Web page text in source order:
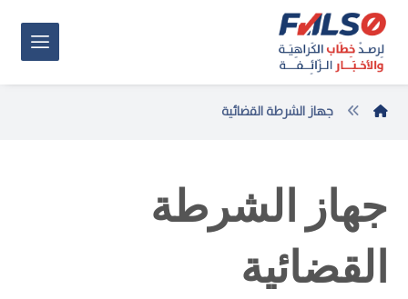
جهاز الشرطة القضائية
جهاز الشرطة
القضائية